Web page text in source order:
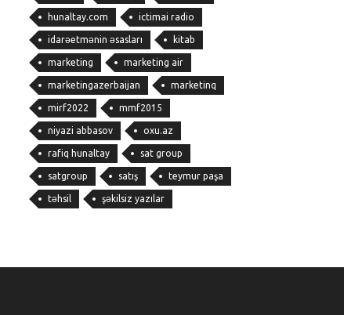
hunaltay.com ictimai radio
idarəetmənin əsasları kitab
marketing marketing air
marketingazerbaijan marketinq
mirf2022 mmf2015
niyazi abbasov oxu.az
rafiq hunaltay sat group
satgroup satış teymur paşa
təhsil şəkilsiz yazılar